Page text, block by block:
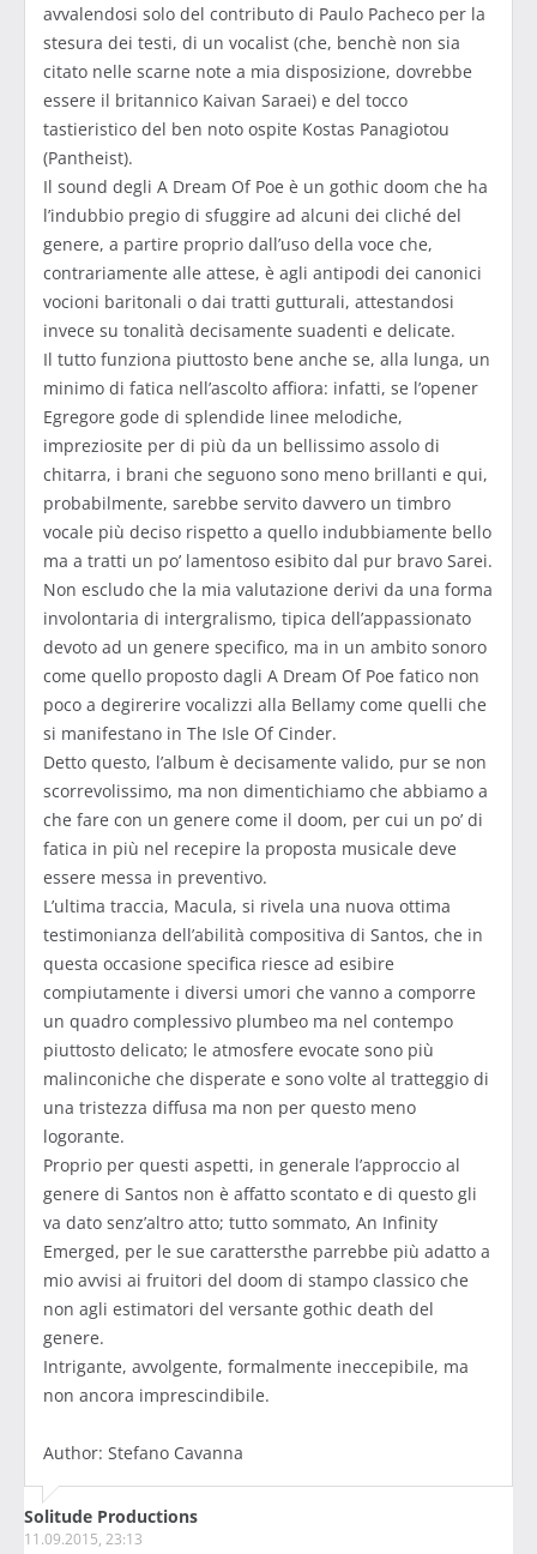
avvalendosi solo del contributo di Paulo Pacheco per la
stesura dei testi, di un vocalist (che, benchè non sia
citato nelle scarne note a mia disposizione, dovrebbe
essere il britannico Kaivan Saraei) e del tocco
tastieristico del ben noto ospite Kostas Panagiotou
(Pantheist).
Il sound degli A Dream Of Poe è un gothic doom che ha
l’indubbio pregio di sfuggire ad alcuni dei cliché del
genere, a partire proprio dall’uso della voce che,
contrariamente alle attese, è agli antipodi dei canonici
vocioni baritonali o dai tratti gutturali, attestandosi
invece su tonalità decisamente suadenti e delicate.
Il tutto funziona piuttosto bene anche se, alla lunga, un
minimo di fatica nell’ascolto affiora: infatti, se l’opener
Egregore gode di splendide linee melodiche,
impreziosite per di più da un bellissimo assolo di
chitarra, i brani che seguono sono meno brillanti e qui,
probabilmente, sarebbe servito davvero un timbro
vocale più deciso rispetto a quello indubbiamente bello
ma a tratti un po’ lamentoso esibito dal pur bravo Sarei.
Non escludo che la mia valutazione derivi da una forma
involontaria di intergralismo, tipica dell’appassionato
devoto ad un genere specifico, ma in un ambito sonoro
come quello proposto dagli A Dream Of Poe fatico non
poco a degirerire vocalizzi alla Bellamy come quelli che
si manifestano in The Isle Of Cinder.
Detto questo, l’album è decisamente valido, pur se non
scorrevolissimo, ma non dimentichiamo che abbiamo a
che fare con un genere come il doom, per cui un po’ di
fatica in più nel recepire la proposta musicale deve
essere messa in preventivo.
L’ultima traccia, Macula, si rivela una nuova ottima
testimonianza dell’abilità compositiva di Santos, che in
questa occasione specifica riesce ad esibire
compiutamente i diversi umori che vanno a comporre
un quadro complessivo plumbeo ma nel contempo
piuttosto delicato; le atmosfere evocate sono più
malinconiche che disperate e sono volte al tratteggio di
una tristezza diffusa ma non per questo meno
logorante.
Proprio per questi aspetti, in generale l’approccio al
genere di Santos non è affatto scontato e di questo gli
va dato senz’altro atto; tutto sommato, An Infinity
Emerged, per le sue carattersthe parrebbe più adatto a
mio avvisi ai fruitori del doom di stampo classico che
non agli estimatori del versante gothic death del
genere.
Intrigante, avvolgente, formalmente ineccepibile, ma
non ancora imprescindibile.
Author: Stefano Cavanna
Solitude Productions
11.09.2015, 23:13